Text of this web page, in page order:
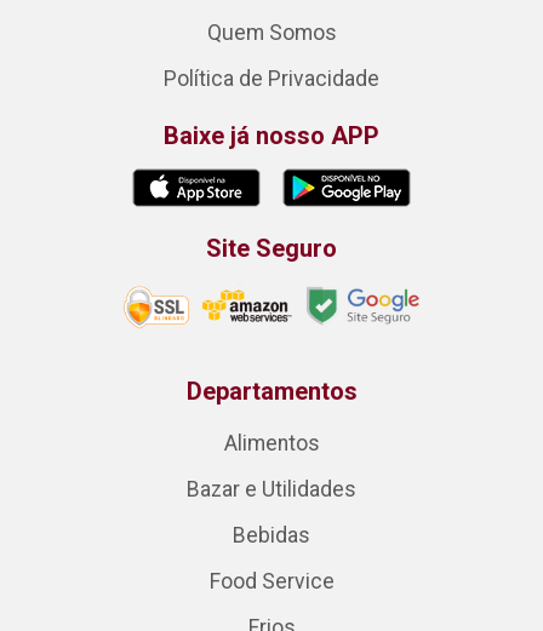
Quem Somos
Política de Privacidade
Baixe já nosso APP
Site Seguro
Departamentos
Alimentos
Bazar e Utilidades
Bebidas
Food Service